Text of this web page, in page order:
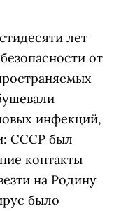
лет
от
инфекций,
СССР был
контакты
на Родину
было